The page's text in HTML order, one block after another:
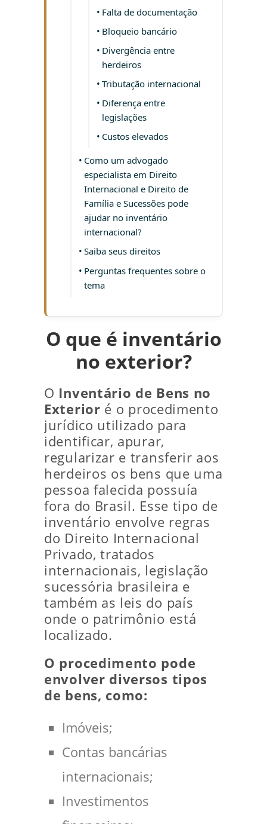
Falta de documentação
Bloqueio bancário
Divergência entre
herdeiros
Tributação internacional
Diferença entre
legislações
Custos elevados
Como um advogado
especialista em Direito
Internacional e Direito de
Família e Sucessões pode
ajudar no inventário
internacional?
Saiba seus direitos
Perguntas frequentes sobre o
tema
O que é inventário
no exterior?
O Inventário de Bens no
Exterior é o procedimento
jurídico utilizado para
identificar, apurar,
regularizar e transferir aos
herdeiros os bens que uma
pessoa falecida possuía
fora do Brasil. Esse tipo de
inventário envolve regras
do Direito Internacional
Privado, tratados
internacionais, legislação
sucessória brasileira e
também as leis do país
onde o patrimônio está
localizado.
O procedimento pode
envolver diversos tipos
de bens, como:
Imóveis;
Contas bancárias
internacionais;
Investimentos